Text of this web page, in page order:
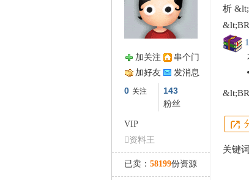
加关注
串个门
加好友
发消息
0 关注 143
粉丝
VIP
资料王
已卖： 58199份资源
析
关键